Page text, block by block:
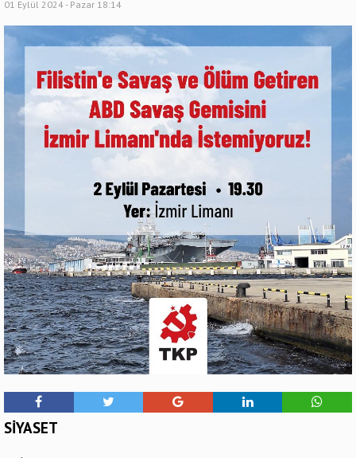
01 Eylül 2024 - Pazar 18:14
SİYASET